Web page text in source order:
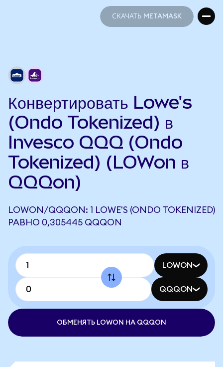
СКАЧАТЬ METAMASK
Конвертировать Lowe's
(Ondo Tokenized) в
Invesco QQQ (Ondo
Tokenized) (LOWon в
QQQon)
LOWON/QQQON: 1 LOWE'S (ONDO TOKENIZED)
РАВНО 0,305445 QQQON
LOWON
QQQON
ОБМЕНЯТЬ LOWON НА QQQON